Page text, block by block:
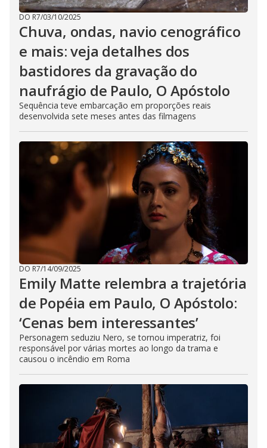
DO R7/03/10/2025
Chuva, ondas, navio cenográfico
e mais: veja detalhes dos
bastidores da gravação do
naufrágio de Paulo, O Apóstolo
Sequência teve embarcação em proporções reais
desenvolvida sete meses antes das filmagens
DO R7/14/09/2025
Emily Matte relembra a trajetória
de Popéia em Paulo, O Apóstolo:
‘Cenas bem interessantes’
Personagem seduziu Nero, se tornou imperatriz, foi
responsável por várias mortes ao longo da trama e
causou o incêndio em Roma